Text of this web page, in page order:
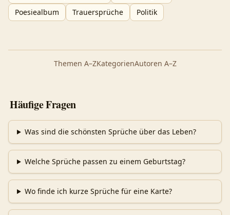
Poesiealbum
Trauersprüche Politik
Themen A–ZKategorienAutoren A–Z
Häufige Fragen
Was sind die schönsten Sprüche über das Leben?
Welche Sprüche passen zu einem Geburtstag?
Wo finde ich kurze Sprüche für eine Karte?